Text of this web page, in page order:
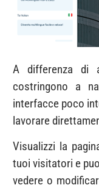
A differenza di
costringono a
interfacce poco
lavorare
Visualizzi la
tuoi visitatori e
vedere o